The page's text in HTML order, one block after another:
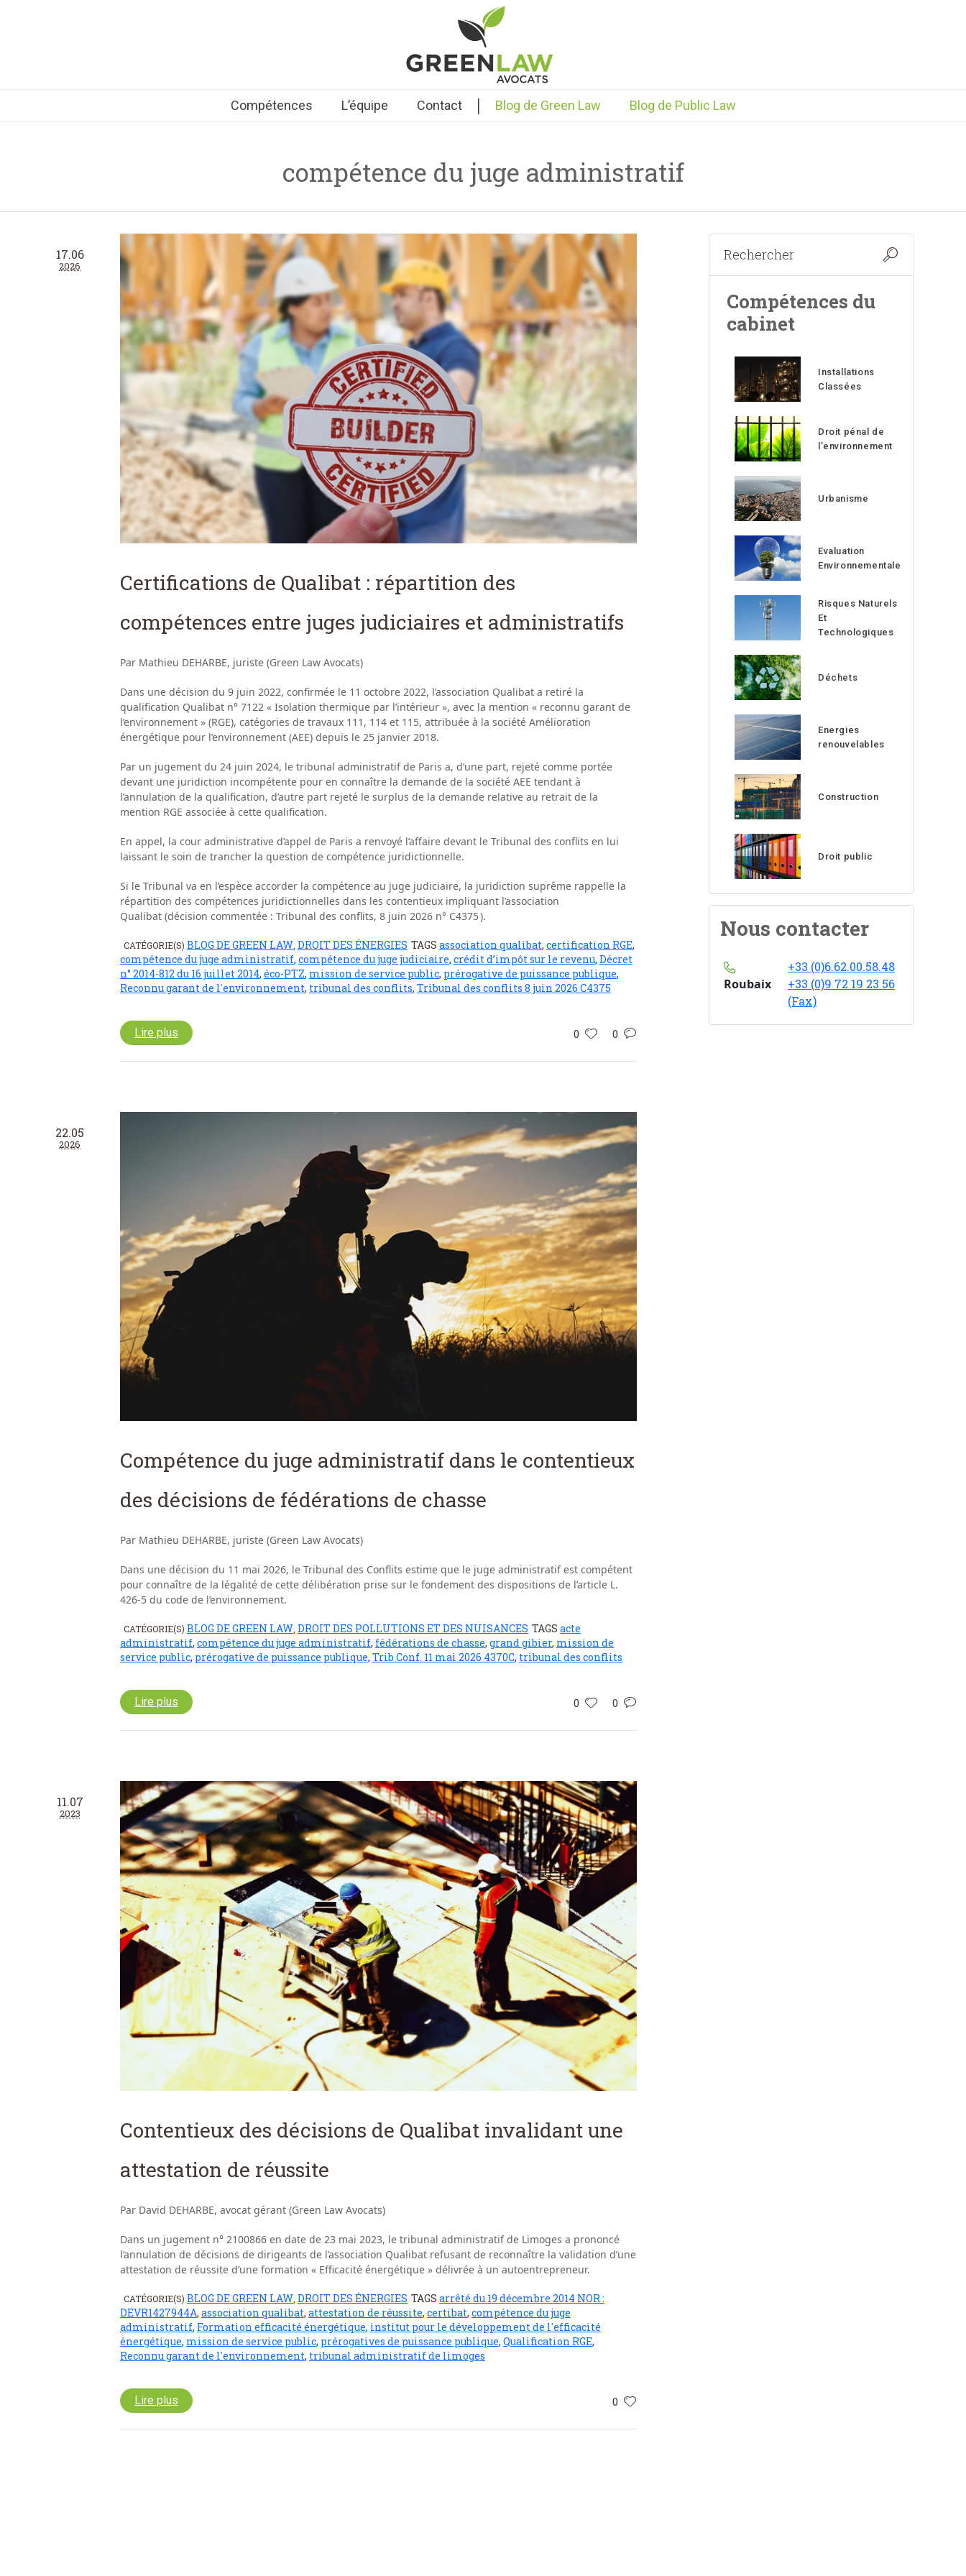
Compétences L’équipe Contact | Blog de Green Law Blog de Public Law
compétence du juge administratif
17.06
2026
Certifications de Qualibat : répartition des
compétences entre juges judiciaires et administratifs
Par Mathieu DEHARBE, juriste (Green Law Avocats)
Dans une décision du 9 juin 2022, confirmée le 11 octobre 2022, l’association Qualibat a retiré la
qualification Qualibat n° 7122 « Isolation thermique par l’intérieur », avec la mention « reconnu garant de
l’environnement » (RGE), catégories de travaux 111, 114 et 115, attribuée à la société Amélioration
énergétique pour l’environnement (AEE) depuis le 25 janvier 2018.
Par un jugement du 24 juin 2024, le tribunal administratif de Paris a, d’une part, rejeté comme portée
devant une juridiction incompétente pour en connaître la demande de la société AEE tendant à
l’annulation de la qualification, d’autre part rejeté le surplus de la demande relative au retrait de la
mention RGE associée à cette qualification.
En appel, la cour administrative d’appel de Paris a renvoyé l’affaire devant le Tribunal des conflits en lui
laissant le soin de trancher la question de compétence juridictionnelle.
Si le Tribunal va en l’espèce accorder la compétence au juge judiciaire, la juridiction suprême rappelle la
répartition des compétences juridictionnelles dans les contentieux impliquant l’association
Qualibat (décision commentée : Tribunal des conflits, 8 juin 2026 n° C4375 ).
CATÉGORIE(S) BLOG DE GREEN LAW DROIT DES ÉNERGIES TAGS association qualibat, certification RGE,
compétence du juge administratif, compétence du juge judiciaire, crédit d’impôt sur le revenu, Décret
n° 2014-812 du 16 juillet 2014, éco-PTZ, mission de service public, prérogative de puissance publique,
Reconnu garant de l'environnement, tribunal des conflits, Tribunal des conflits 8 juin 2026 C4375
0 0
Lire plus
22.05
2026
Compétence du juge administratif dans le contentieux
des décisions de fédérations de chasse
Par Mathieu DEHARBE, juriste (Green Law Avocats)
Dans une décision du 11 mai 2026, le Tribunal des Conflits estime que le juge administratif est compétent
pour connaître de la légalité de cette délibération prise sur le fondement des dispositions de l’article L.
426-5 du code de l’environnement.
CATÉGORIE(S) BLOG DE GREEN LAW, DROIT DES POLLUTIONS ET DES NUISANCES TAGS acte
administratif, compétence du juge administratif, fédérations de chasse, grand gibier, mission de
service public, prérogative de puissance publique, Trib Conf. 11 mai 2026 4370C, tribunal des conflits
0 0
Lire plus
11.07
2023
Contentieux des décisions de Qualibat invalidant une
attestation de réussite
Par David DEHARBE, avocat gérant (Green Law Avocats)
Dans un jugement n° 2100866 en date de 23 mai 2023, le tribunal administratif de Limoges a prononcé
l’annulation de décisions de dirigeants de l’association Qualibat refusant de reconnaître la validation d’une
attestation de réussite d’une formation « Efficacité énergétique » délivrée à un autoentrepreneur.
CATÉGORIE(S) BLOG DE GREEN LAW DROIT DES ÉNERGIES TAGS arrêté du 19 décembre 2014 NOR :
DEVR1427944A, association qualibat, attestation de réussite, certibat, compétence du juge
administratif, Formation efficacité énergétique, institut pour le développement de l'efficacité
énergétique, mission de service public, prérogatives de puissance publique, Qualification RGE,
Reconnu garant de l'environnement, tribunal administratif de limoges
0
Lire plus
Compétences du
cabinet
Installations
Classées
Droit pénal de
l’environnement
Urbanisme
Evaluation
Environnementale
Risques Naturels
Et
Technologiques
Déchets
Energies
renouvelables
Construction
Droit public
Nous contacter
Roubaix
+33 (0)6.62.00.58.48
+33 (0)9 72 19 23 56
(Fax)